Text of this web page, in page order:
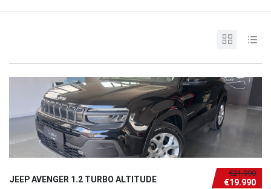
€21.990
€19.990
JEEP AVENGER 1.2 TURBO ALTITUDE